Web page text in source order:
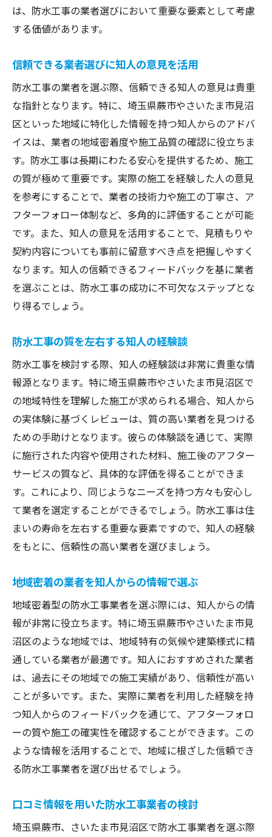
蕨市に根ざした防水工事業者の選定方法
知人からの情報で業者の技術力を判断
さいたま市見沼区で知人紹介が推奨する防水工
事の選び方
見沼区における防水工事の需要と知人の紹
介
地域の特性に対応した業者選びのコツ
知人の体験から学ぶ防水工事の重要性
信頼できる業者を知人のネットワークで探
見沼区での防水工事成功例を知人から聞く
知人紹介による業者選定の利点
知人の声を活かした防水工事の選び方とそのメ
リット
知人の声が業者選びに与える安心感
地域特化型業者を知人の意見で選ぶ
防水工事の品質向上に繋がる知人の声
信頼性の高い業者を見極める知人の力量
知人の推薦を活用した賢い選び方
防水工事の信頼度を高める知人紹介の重要性
知人紹介がもたらす業者選びの安心感
信頼できる業者を知人から教えてもらう方
法
知人の経験を基にした選び方の重要性
地域に根付いた業者を知人から知るメリッ
ト
知人からの推薦を活かした防水工事の選び方
推薦者の声が選び方に与える影響
知人紹介で防水工事業者を選ぶ理由
地域密着型の業者を知人の推薦で選定
知人の推薦を活かした成功事例
防水工事の選び方を知人の意見で決める
推薦を基にした業者選びのメリット
埼玉県での防水工事成功の鍵は知人紹介にあり
埼玉県特有の防水工事のポイントを知人か
は、防水工事の業者選びにおいて重要な要素として考慮
する価値があります。
信頼できる業者選びに知人の意見を活用
防水工事の業者を選ぶ際、信頼できる知人の意見は貴重
な指針となります。特に、埼玉県蕨市やさいたま市見沼
区といった地域に特化した情報を持つ知人からのアドバ
イスは、業者の地域密着度や施工品質の確認に役立ちま
す。防水工事は長期にわたる安心を提供するため、施工
の質が極めて重要です。実際の施工を経験した人の意見
を参考にすることで、業者の技術力や施工の丁寧さ、ア
フターフォロー体制など、多角的に評価することが可能
です。また、知人の意見を活用することで、見積もりや
契約内容についても事前に留意すべき点を把握しやすく
なります。知人の信頼できるフィードバックを基に業者
を選ぶことは、防水工事の成功に不可欠なステップとな
り得るでしょう。
防水工事の質を左右する知人の経験談
防水工事を検討する際、知人の経験談は非常に貴重な情
報源となります。特に埼玉県蕨市やさいたま市見沼区で
の地域特性を理解した施工が求められる場合、知人から
の実体験に基づくレビューは、質の高い業者を見つける
ための手助けとなります。彼らの体験談を通じて、実際
に施行された内容や使用された材料、施工後のアフター
サービスの質など、具体的な評価を得ることができま
す。これにより、同じようなニーズを持つ方々も安心し
て業者を選定することができるでしょう。防水工事は住
まいの寿命を左右する重要な要素ですので、知人の経験
をもとに、信頼性の高い業者を選びましょう。
地域密着の業者を知人からの情報で選ぶ
地域密着型の防水工事業者を選ぶ際には、知人からの情
報が非常に役立ちます。特に埼玉県蕨市やさいたま市見
沼区のような地域では、地域特有の気候や建築様式に精
通している業者が最適です。知人におすすめされた業者
は、過去にその地域での施工実績があり、信頼性が高い
ことが多いです。また、実際に業者を利用した経験を持
つ知人からのフィードバックを通じて、アフターフォロ
ーの質や施工の確実性を確認することができます。この
ような情報を活用することで、地域に根ざした信頼でき
る防水工事業者を選び出せるでしょう。
口コミ情報を用いた防水工事業者の検討
埼玉県蕨市、さいたま市見沼区で防水工事業者を選ぶ際